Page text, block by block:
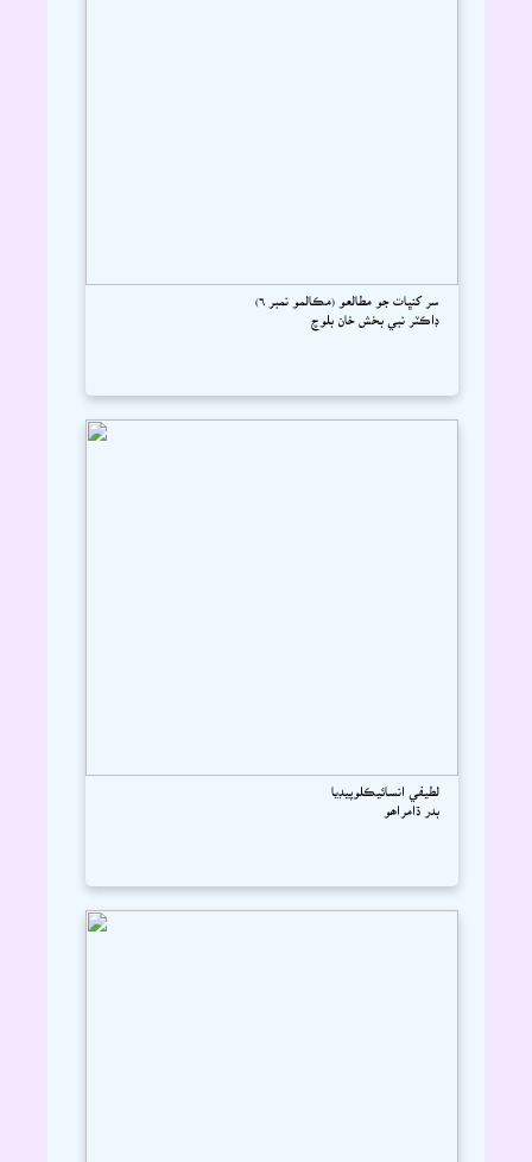
سر کنڀات جو مطالعو (مڪالمو نمبر ٦)
لطيفي انسائيڪلوپيڊيا
بدر ڌامراھو